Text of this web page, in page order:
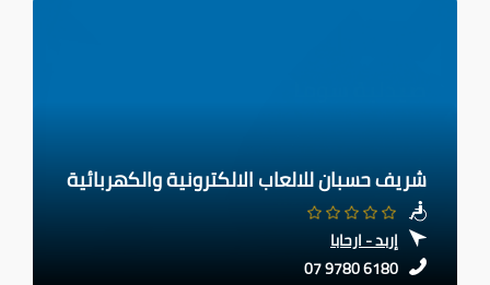
شريف حسبان للالعاب الالكترونية والكهربائية
إربد - ارحابا
07 9780 6180